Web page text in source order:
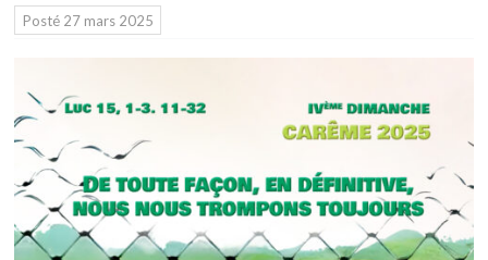
Media
Posté 27 mars 2025